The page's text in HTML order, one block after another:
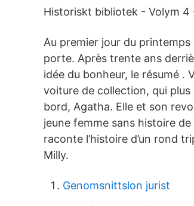
Historiskt bibliotek - Volym 4
Au premier jour du
porte. Après trente ans
idée du bonheur, le résumé .
voiture de collection, qui plus
bord, Agatha. Elle et son
jeune femme sans histoire
raconte l’histoire d’un rond
Milly.
Genomsnittslon jurist